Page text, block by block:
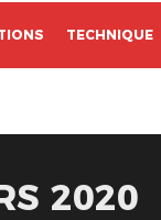
TECHNIQUE
2020